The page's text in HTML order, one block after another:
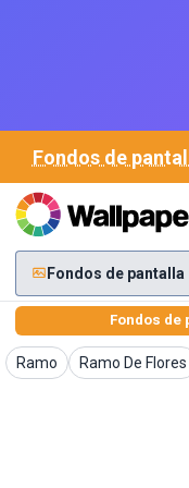
Fondos de
Fondos de pantalla
Fondos de
Ramo
ImágenesRamo De Flores
Imágenes